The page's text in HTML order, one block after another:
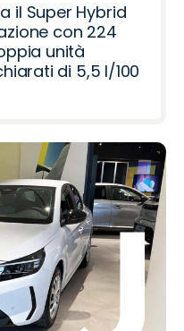
il Super Hybrid
con 224
unità
di 5,5 l/100